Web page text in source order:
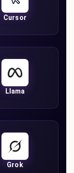
Cursor
Llama
Grok